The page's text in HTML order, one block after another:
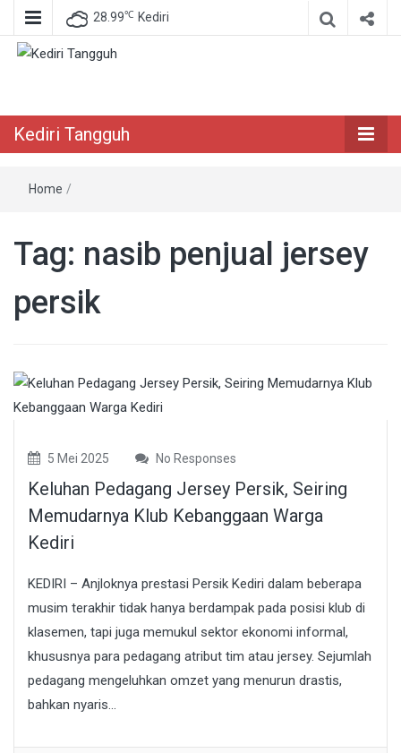
28.99℃ Kediri
Kediri Tangguh
Home /
Tag: nasib penjual jersey
persik
5 Mei 2025 No Responses
Keluhan Pedagang Jersey Persik, Seiring
Memudarnya Klub Kebanggaan Warga
Kediri
KEDIRI – Anjloknya prestasi Persik Kediri dalam beberapa
musim terakhir tidak hanya berdampak pada posisi klub di
klasemen, tapi juga memukul sektor ekonomi informal,
khususnya para pedagang atribut tim atau jersey. Sejumlah
pedagang mengeluhkan omzet yang menurun drastis,
bahkan nyaris...